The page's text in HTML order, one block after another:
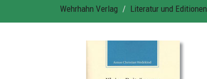
Wehrhahn Verlag Literatur und Editionen